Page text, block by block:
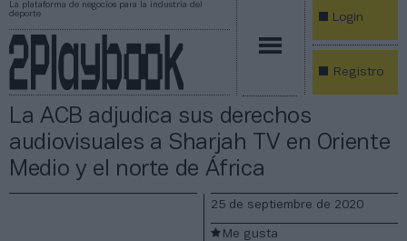
La plataforma de negocios para la industria del
deporte
Login
Registro
La ACB adjudica sus derechos
audiovisuales a Sharjah TV en Oriente
Medio y el norte de África
25 de septiembre de 2020
Me gusta